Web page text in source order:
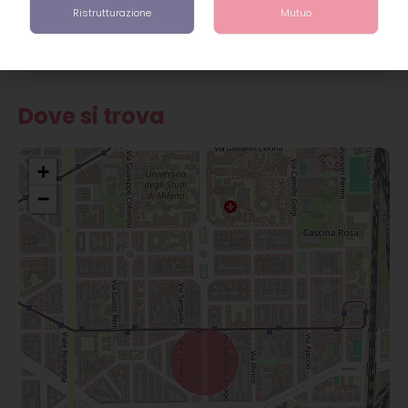
Ascensore Balcone
Dove si trova
+
−
Ristrutturazione Mutuo